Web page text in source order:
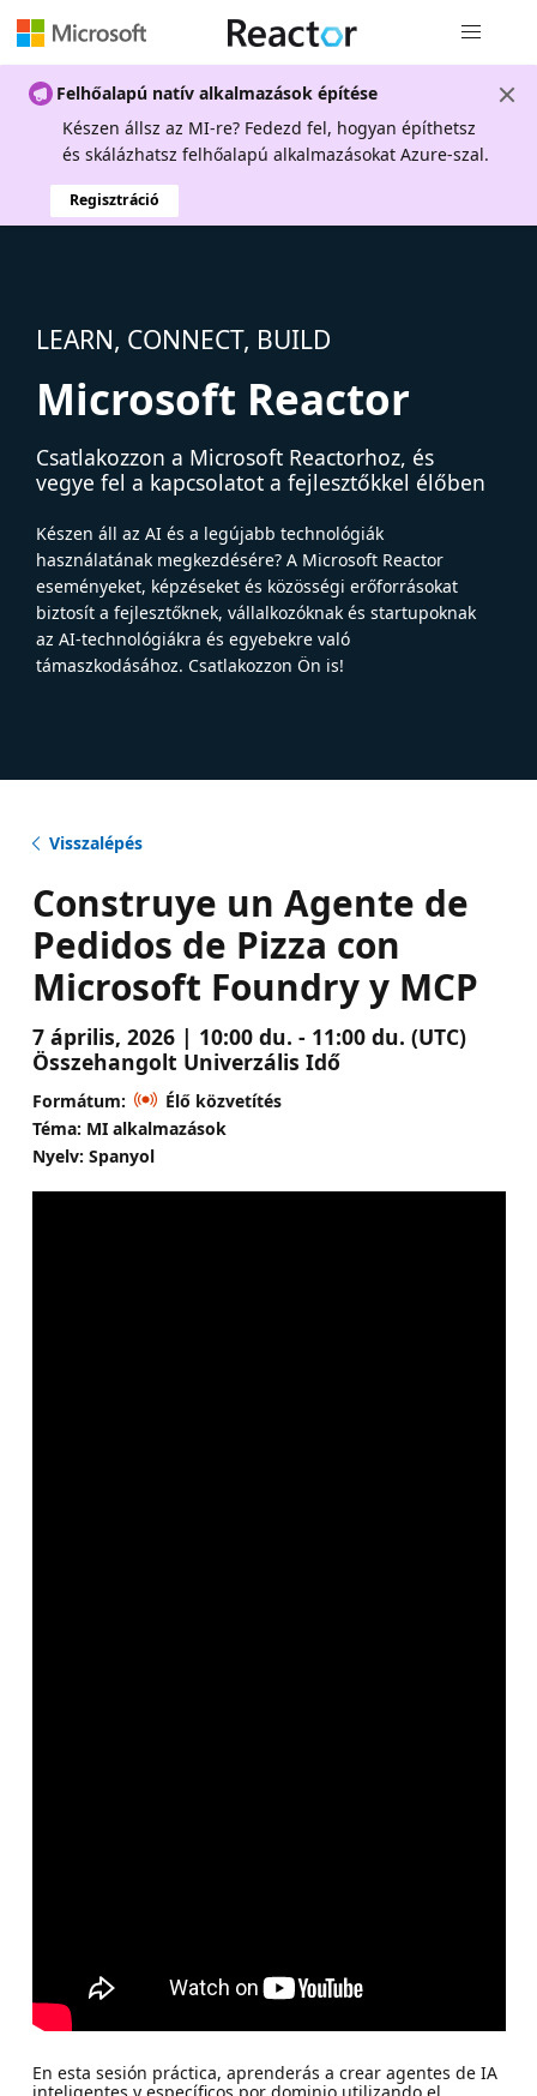
Felhőalapú natív alkalmazások építése
Készen állsz az MI-re? Fedezd fel, hogyan építhetsz
és skálázhatsz felhőalapú alkalmazásokat Azure-szal.
Regisztráció
LEARN, CONNECT, BUILD
Microsoft Reactor
Csatlakozzon a Microsoft Reactorhoz, és
vegye fel a kapcsolatot a fejlesztőkkel élőben
Készen áll az AI és a legújabb technológiák
használatának megkezdésére? A Microsoft Reactor
eseményeket, képzéseket és közösségi erőforrásokat
biztosít a fejlesztőknek, vállalkozóknak és startupoknak
az AI-technológiákra és egyebekre való
támaszkodásához. Csatlakozzon Ön is!
Visszalépés
Construye un Agente de
Pedidos de Pizza con
Microsoft Foundry y MCP
7 április, 2026 | 10:00 du. - 11:00 du. (UTC)
Összehangolt Univerzális Idő
Formátum:
Élő közvetítés
Téma: MI alkalmazások
Nyelv: Spanyol
En esta sesión práctica, aprenderás a crear agentes de IA
inteligentes y específicos por dominio utilizando el